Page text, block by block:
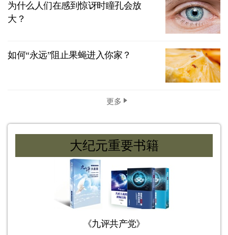
为什么人们在感到惊讶时瞳孔会放
大？
如何“永远”阻止果蝇进入你家？
更多
大纪元重要书籍
《九评共产党》